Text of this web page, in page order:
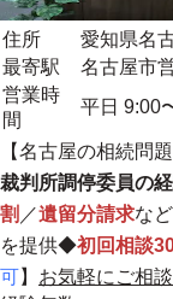
住所
愛知県名
最寄駅
名古屋市
営業時
間
平日 9:00
【名古屋の相続
裁判所調停委員の
割 ／遺留分請求な
を提供◆初回相談
可】 お気軽にご相